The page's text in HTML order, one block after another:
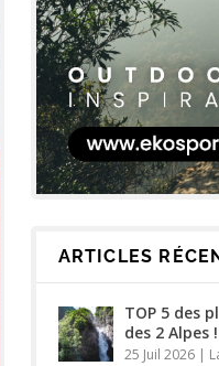
ARTICLES
TOP 5 des
des 2 Alpes !
25 Juil 2026|